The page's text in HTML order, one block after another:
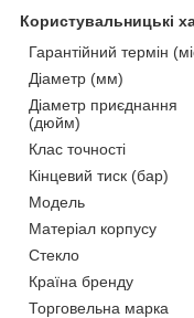
Користувальницькі
Гарантійний термін
Діаметр (мм)
Діаметр приєднання
(дюйм)
Клас точності
Кінцевий тиск (бар)
Мoдель
Матеріал корпусу
Стекло
Країна бренду
Торговельна марка